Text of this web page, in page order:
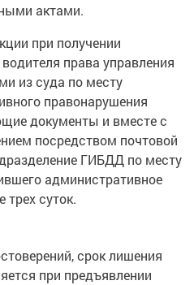
актами.
при получении
права управления
из суда по месту
правонарушения
документы и вместе с
посредством почтовой
ГИБДД по месту
административное
трех суток.
срок лишения
при предъявлении